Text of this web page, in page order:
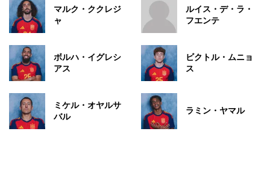
マルク・ククレジ
ャ
ルイス・デ・ラ・
フエンテ
ボルハ・イグレシ
アス
ビクトル・ムニョ
ス
ミケル・オヤルサ
バル
ラミン・ヤマル